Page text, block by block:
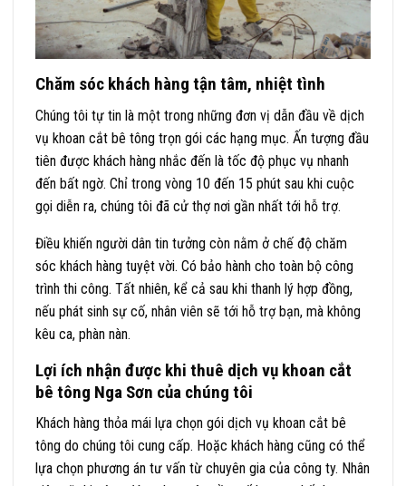
Chăm sóc khách hàng tận tâm, nhiệt tình
Chúng tôi tự tin là một trong những đơn vị dẫn đầu về dịch
vụ khoan cắt bê tông trọn gói các hạng mục. Ấn tượng đầu
tiên được khách hàng nhắc đến là tốc độ phục vụ nhanh
đến bất ngờ. Chỉ trong vòng 10 đến 15 phút sau khi cuộc
gọi diễn ra, chúng tôi đã cử thợ nơi gần nhất tới hỗ trợ.
Điều khiến người dân tin tưởng còn nằm ở chế độ chăm
sóc khách hàng tuyệt vời. Có bảo hành cho toàn bộ công
trình thi công. Tất nhiên, kể cả sau khi thanh lý hợp đồng,
nếu phát sinh sự cố, nhân viên sẽ tới hỗ trợ bạn, mà không
kêu ca, phàn nàn.
Lợi ích nhận được khi thuê dịch vụ khoan cắt
bê tông Nga Sơn của chúng tôi
Khách hàng thỏa mái lựa chọn gói dịch vụ khoan cắt bê
tông do chúng tôi cung cấp. Hoặc khách hàng cũng có thể
lựa chọn phương án tư vấn từ chuyên gia của công ty. Nhân